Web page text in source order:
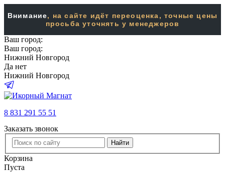
Внимание, на сайте идёт переоценка, точные цены
просьба уточнять у менеджеров
Ваш город:
Ваш город:
Нижний Новгород
Да нет
Нижний Новгород
8 831 291 55 51
Заказать звонок
Найти
Корзина
Пуста